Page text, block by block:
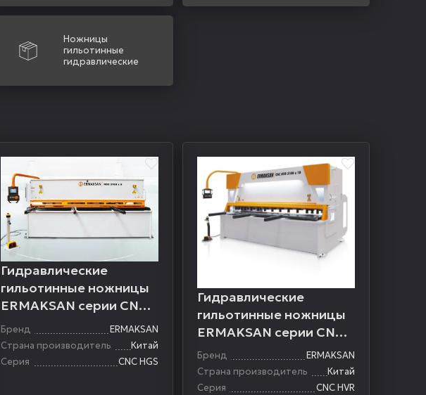
Ножницы
гильотинные
гидравлические
Гидравлические
гильотинные ножницы
ERMAKSAN серии CNC
HGS
Бренд
ERMAKSAN
Страна производитель
Китай
Серия
CNC HGS
Гидравлические
гильотинные ножницы
ERMAKSAN серии CNC
HVR
Бренд
ERMAKSAN
Страна производитель
Китай
Серия
CNC HVR